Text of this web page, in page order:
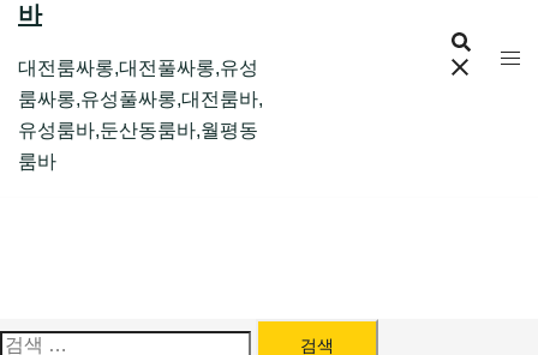
바
대전룸싸롱,대전풀싸롱,유성
룸싸롱,유성풀싸롱,대전룸바,
유성룸바,둔산동룸바,월평동
룸바
검